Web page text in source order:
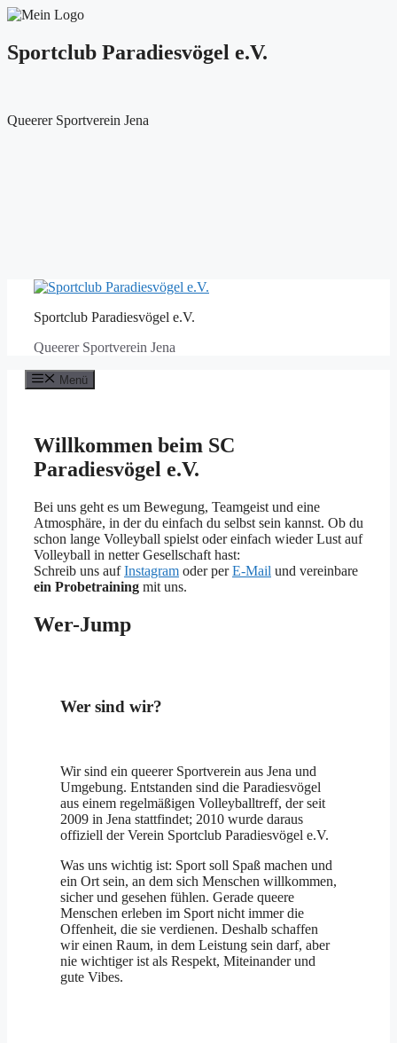
Sportclub Paradiesvögel e.V.
Queerer Sportverein Jena
springenSportclub Paradiesvögel e.V.
Queerer Sportverein Jena
Menü
Willkommen beim SC
Paradiesvögel e.V.
Bei uns geht es um Bewegung, Teamgeist und eine
Atmosphäre, in der du einfach du selbst sein kannst. Ob du
schon lange Volleyball spielst oder einfach wieder Lust auf
Volleyball in netter Gesellschaft hast:
Schreib uns aufInstagram oder perE-Mail und vereinbare
ein Probetraining mit uns.
Wer-Jump
Wer sind wir?
Wir sind ein queerer Sportverein aus Jena und
Umgebung. Entstanden sind die Paradiesvögel
aus einem regelmäßigen Volleyballtreff, der seit
2009 in Jena stattfindet; 2010 wurde daraus
offiziell der Verein Sportclub Paradiesvögel e.V.
Was uns wichtig ist: Sport soll Spaß machen und
ein Ort sein, an dem sich Menschen willkommen,
sicher und gesehen fühlen. Gerade queere
Menschen erleben im Sport nicht immer die
Offenheit, die sie verdienen. Deshalb schaffen
wir einen Raum, in dem Leistung sein darf, aber
nie wichtiger ist als Respekt, Miteinander und
gute Vibes.